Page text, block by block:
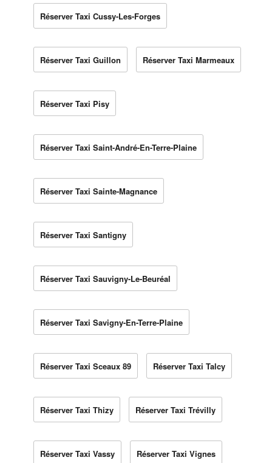
Réserver Taxi Cussy-Les-Forges
Réserver Taxi Guillon Réserver Taxi Marmeaux
Réserver Taxi Pisy
Réserver Taxi Saint-André-En-Terre-Plaine
Réserver Taxi Sainte-Magnance
Réserver Taxi Santigny
Réserver Taxi Sauvigny-Le-Beuréal
Réserver Taxi Savigny-En-Terre-Plaine
Réserver Taxi Sceaux 89 Réserver Taxi Talcy
Réserver Taxi Thizy Réserver Taxi Trévilly
Réserver Taxi Vassy Réserver Taxi Vignes